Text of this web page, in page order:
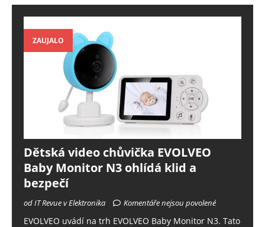
ZAUJALO
Dětská video chůvička EVOLVEO
Baby Monitor N3 ohlídá klid a
bezpečí
od IT Revue v Elektronika Komentáře nejsou povolené
EVOLVEO uvádí na trh EVOLVEO Baby Monitor N3. Tato